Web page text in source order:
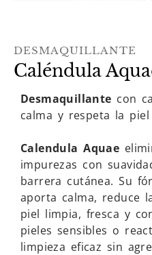
DESMAQUILLANTE
Caléndula
Desmaquillante con
calma y respeta la piel
Calendula Aquae
impurezas con
barrera cutánea. Su
aporta calma, reduce
piel limpia, fresca y
pieles sensibles o
limpieza eficaz sin